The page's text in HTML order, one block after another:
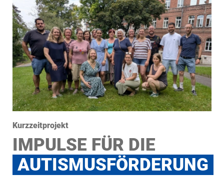
Kurzzeitprojekt
IMPULSE FÜR DIE
AUTISMUSFÖRDERUNG